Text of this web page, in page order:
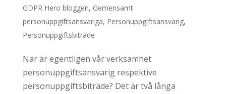
GDPR Hero bloggen, Gemensamt
personuppgiftsansvariga, Personuppgiftsansvarig,
Personuppgiftsbiträde
När är egentligen vår verksamhet
personuppgiftsansvarig respektive
personuppgiftsbiträde? Det är två långa